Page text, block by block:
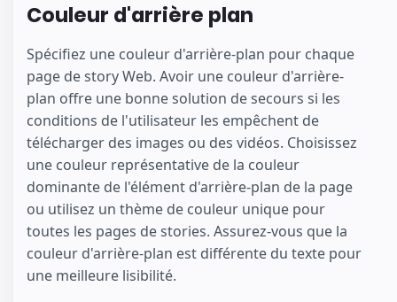
Couleur d'arrière plan
Spécifiez une couleur d'arrière-plan pour chaque
page de story Web. Avoir une couleur d'arrière-
plan offre une bonne solution de secours si les
conditions de l'utilisateur les empêchent de
télécharger des images ou des vidéos. Choisissez
une couleur représentative de la couleur
dominante de l'élément d'arrière-plan de la page
ou utilisez un thème de couleur unique pour
toutes les pages de stories. Assurez-vous que la
couleur d'arrière-plan est différente du texte pour
une meilleure lisibilité.